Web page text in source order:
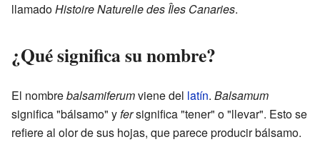
llamadoHistoire Naturelle des Îles Canaries.
¿Qué significa su nombre?
El nombrebalsamiferumviene del latín. Balsamum
significa "bálsamo" yfersignifica "tener" o "llevar". Esto se
refiere al olor de sus hojas, que parece producir bálsamo.